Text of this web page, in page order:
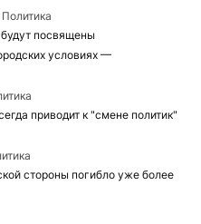
посвящены
условиях —
приводит к "смене политик"
стороны погибло уже более